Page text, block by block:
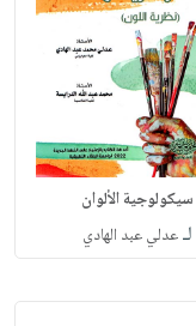
سيكولوجية الألوان
لـعدلي عبد الهادي